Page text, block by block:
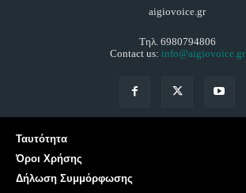
aigiovoice.gr
Τηλ. 6980794806
Contact us: info@aigiovoice.gr
Ταυτότητα
Όροι Χρήσης
Δήλωση Συμμόρφωσης